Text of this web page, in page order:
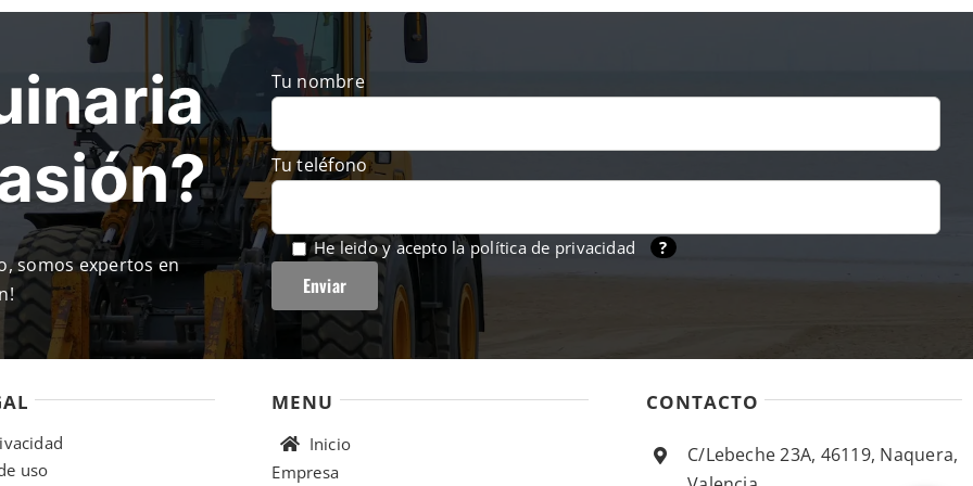
somos expertos en
Tu nombre
Tu teléfono
He leido y acepto lapolítica de privacidad ?
uso
MENU
Inicio
Empresa
CONTACTO
C/Lebeche 23A, 46119, Naquera,